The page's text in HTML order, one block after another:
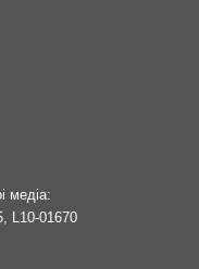
медіа:
L10-01670